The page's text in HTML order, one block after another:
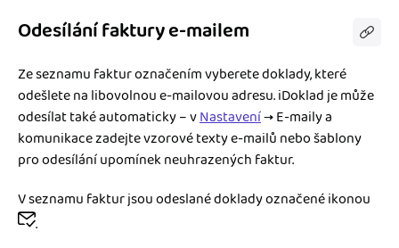
Odesílání faktury e-mailem
Ze seznamu faktur označením vyberete doklady, které
odešlete na libovolnou e-mailovou adresu. iDoklad je může
odesílat také automaticky – vNastavení→ E-maily a
komunikace zadejte vzorové texty e-mailů nebo šablony
pro odesílání upomínek neuhrazených faktur.
V seznamu faktur jsou odeslané doklady označené ikonou
.